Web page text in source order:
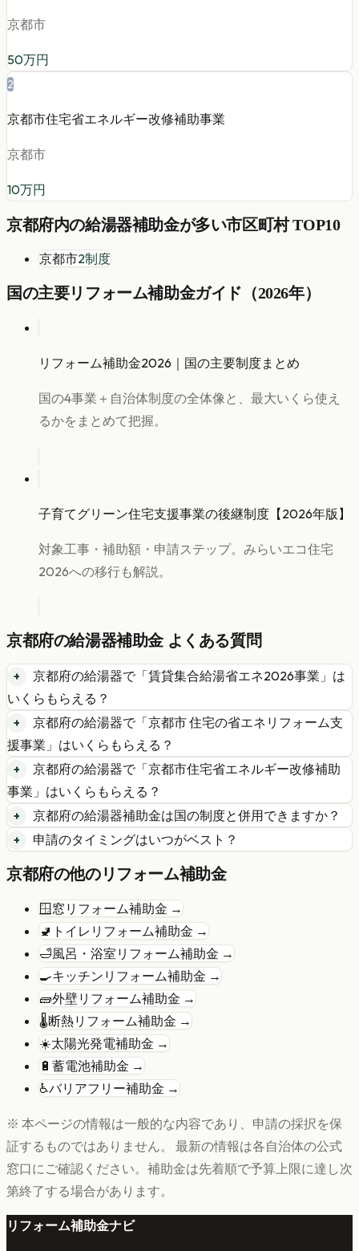
京都市
50万円
2
京都市住宅省エネルギー改修補助事業
京都市
10万円
京都府内の給湯器補助金が多い市区町村 TOP10
京都市2制度
国の主要リフォーム補助金ガイド（2026年）
リフォーム補助金2026｜国の主要制度まとめ
国の4事業＋自治体制度の全体像と、最大いくら使え
るかをまとめて把握。
子育てグリーン住宅支援事業の後継制度【2026年版】
対象工事・補助額・申請ステップ。みらいエコ住宅
2026への移行も解説。
京都府の給湯器補助金 よくある質問
京都府の給湯器で「賃貸集合給湯省エネ2026事業 」は
いくらもらえる？
京都府の給湯器で「京都市 住宅の省エネリフォーム支
援事業 」はいくらもらえる？
京都府の給湯器で「京都市住宅省エネルギー改修補助
事業 」はいくらもらえる？
京都府の給湯器補助金は国の制度と併用できますか？
申請のタイミングはいつがベスト？
京都府の他のリフォーム補助金
🪟 窓リフォーム補助金 →
🚽 トイレリフォーム補助金 →
🛁風呂・浴室リフォーム補助金 →
🍳キッチンリフォーム補助金 →
🧱外壁リフォーム補助金 →
🌡️断熱リフォーム補助金 →
☀️太陽光発電補助金 →
🔋 蓄電池補助金 →
♿バリアフリー補助金 →
※ 本ページの情報は一般的な内容であり、申請の採択を保
証するものではありません。 最新の情報は各自治体の公式
窓口にご確認ください。補助金は先着順で予算上限に達し次
第終了する場合があります。
リフォーム補助金ナビ